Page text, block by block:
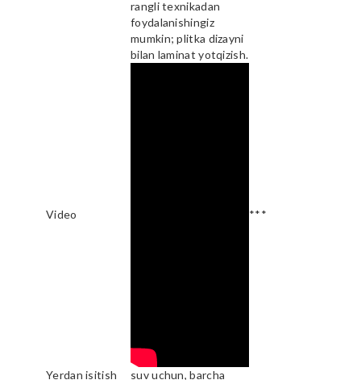
rangli texnikadan
foydalanishingiz
mumkin; plitka dizayni
bilan laminat yotqizish.
Video ***
Yerdan isitish
suv uchun, barcha